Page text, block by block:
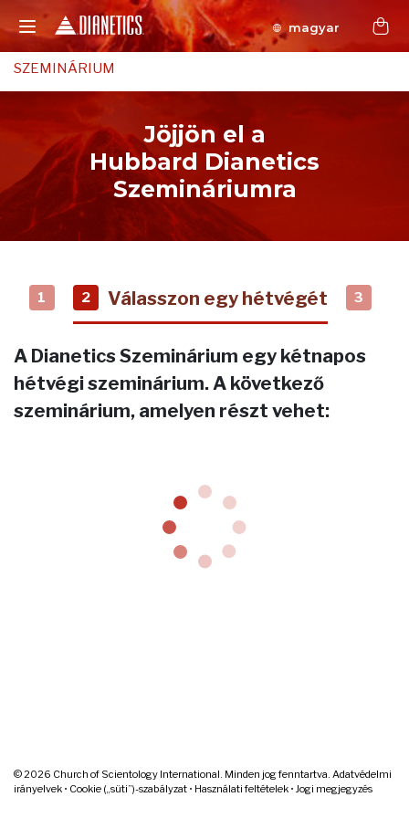
magyar
SZEMINÁRIUM
Jöjjön el a
Hubbard Dianetics
Szemináriumra
1 2 Válasszon egy hétvégét 3
A Dianetics Szeminárium egy kétnapos
hétvégi szeminárium. A következő
szeminárium, amelyen részt vehet:
© 2026 Church of Scientology International. Minden jog fenntartva. Adatvédelmi
irányelvek • Cookie („süti”)-szabályzat • Használati feltételek • Jogi megjegyzés